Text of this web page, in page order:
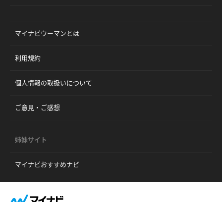
マイナビウーマンとは
利用規約
個人情報の取扱いについて
ご意見・ご感想
姉妹サイト
マイナビおすすめナビ